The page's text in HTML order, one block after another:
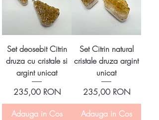
Set deosebit Citrin
druza cu cristale si
argint unicat
Preț
235,00 RON
Adauga in Cos
Set Citrin natural
cristale druza argint
unicat
Preț
235,00 RON
Adauga in Cos